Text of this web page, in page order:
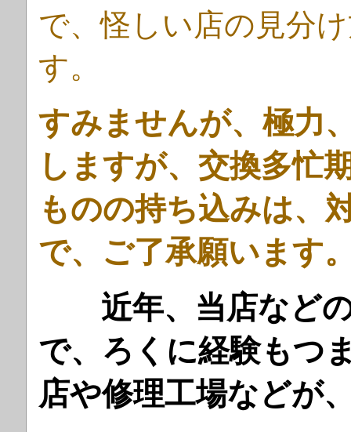
で、怪しい店の見分
す。
すみませんが、極力
しますが、交換多忙
ものの持ち込みは、
で、ご了承願います
近年、当店など
で、 ろくに経験もつ
店や修理工場などが